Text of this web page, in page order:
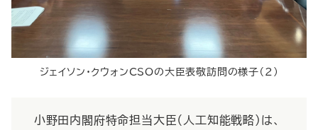
ジェイソン・クウォンCSOの大臣表敬訪問の様子（２）
小野田内閣府特命担当大臣（人工知能戦略）は、